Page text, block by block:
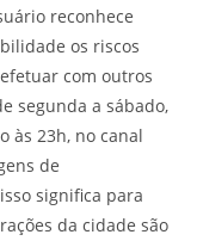
reconhece
os riscos
com outros
segunda a sábado,
às 23h, no canal
de
significa para
da cidade são